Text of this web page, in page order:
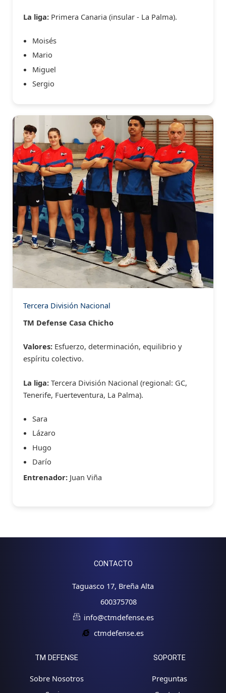
La liga: Primera Canaria (insular - La Palma).
Moisés
Mario
Miguel
Sergio
Tercera División Nacional
TM Defense Casa Chicho
Valores: Esfuerzo, determinación, equilibrio y
espíritu colectivo.
La liga: Tercera División Nacional (regional: GC,
Tenerife, Fuerteventura, La Palma).
Sara
Lázaro
Hugo
Darío
Entrenador: Juan Viña
CONTACTO
Taguasco 17, Breña Alta
600375708
info@ctmdefense.es
ctmdefense.es
TM DEFENSE
Sobre Nosotros
SOPORTE
Preguntas